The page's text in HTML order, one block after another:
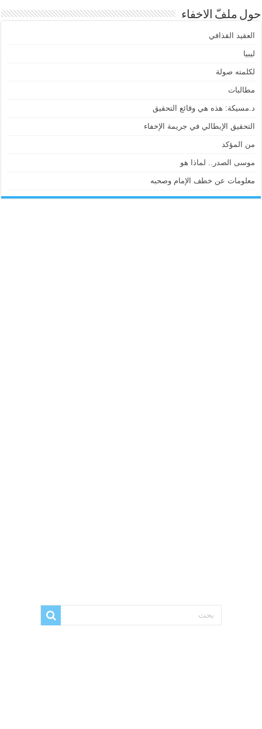
حول ملفّ الاخفاء
العقيد القذافي
ليبيا
لكلمته صولة
مطالبات
د.مسيكة: هذه هي وقائع التحقيق
التحقيق الإيطالي في جريمة الإخفاء
من المؤكد
موسى الصدر.. لماذا هو
معلومات عن خطف الإمام وصحبه